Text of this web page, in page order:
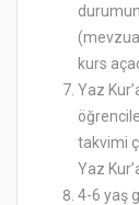
kurs
Yaz
takvimi
Yaz
4-6 yaş